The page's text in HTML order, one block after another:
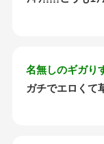
名無しのギガり
ガチでエロくて